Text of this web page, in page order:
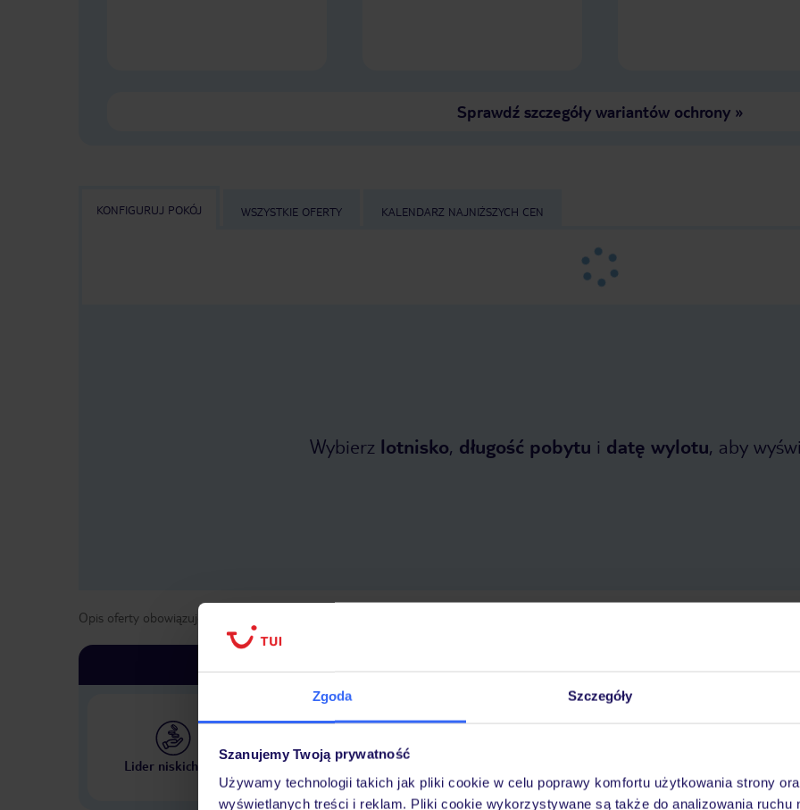
Zgoda Szczegóły
Szanujemy Twoją prywatność
Używamy technologii takich jak pliki cookie w celu poprawy komfortu użytkowania strony
wyświetlanych treści i reklam. Pliki cookie wykorzystywane są także do analizowania ruchu
Sprawdź szczegóły wariantów ochrony»
KONFIGURUJ POKÓJ WSZYSTKIE OFERTY KALENDARZ NAJNIŻSZYCH CEN
Wybierz lotnisko, długość pobytu i datę wylotu, aby
Opis oferty obowiązuje dla wyjazdów w terminie
Lider niskich cen
Największe biuro podróży
w Polsce
wakacjach 24/7